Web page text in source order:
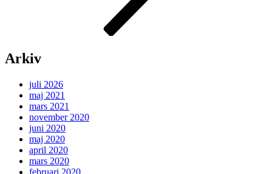
Arkiv
juli 2026
maj 2021
mars 2021
november 2020
juni 2020
maj 2020
april 2020
mars 2020
februari 2020